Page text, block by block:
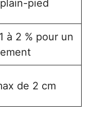
pied
à 2 % pour un
de 2 cm